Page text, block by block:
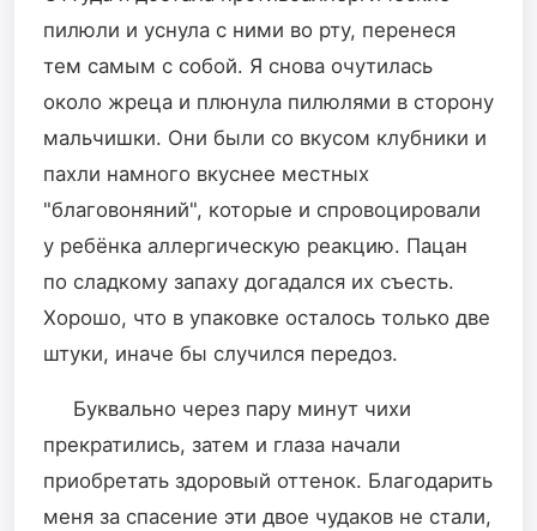
пилюли и уснула с ними во рту, перенеся
тем самым с собой. Я снова очутилась
около жреца и плюнула пилюлями в сторону
мальчишки. Они были со вкусом клубники и
пахли намного вкуснее местных
"благовоняний", которые и спровоцировали
у ребёнка аллергическую реакцию. Пацан
по сладкому запаху догадался их съесть.
Хорошо, что в упаковке осталось только две
штуки, иначе бы случился передоз.
Буквально через пару минут чихи
прекратились, затем и глаза начали
приобретать здоровый оттенок. Благодарить
меня за спасение эти двое чудаков не стали,